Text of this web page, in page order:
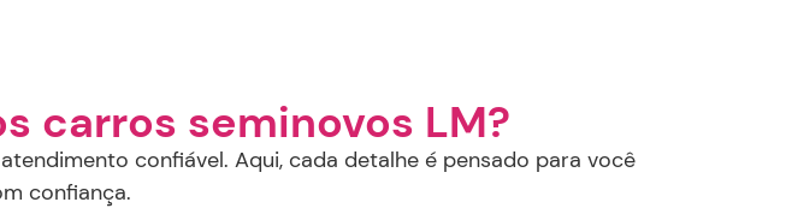
carros seminovos LM?
confiável. Aqui, cada detalhe é pensado para você
confiança.